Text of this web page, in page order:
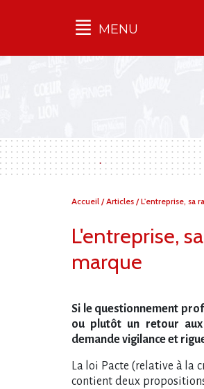
Qu'est-ce que l’Ilec
Campagnes
multimarques
MENU
Vous
Accueil /Articles /L'entreprise, sa
L'entreprise,
marque
Si le questionnement
ou plutôt un retour
demande vigilance et
La loi Pacte (relative à la
contient deux